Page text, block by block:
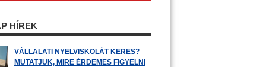
HÍREK
VÁLLALATI NYELVISKOLÁT KERES?
MUTATJUK, MIRE ÉRDEMES FIGYELNI